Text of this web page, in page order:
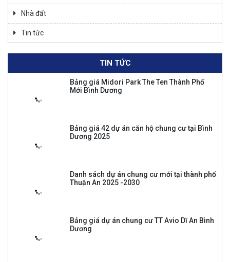
Nhà đất
Tin tức
TIN TỨC
Bảng giá Midori Park The Ten Thành Phố
Mới Bình Dương
Bảng giá 42 dự án căn hộ chung cư tại Bình
Dương 2025
Danh sách dự án chung cư mới tại thành phố
Thuận An 2025 -2030
Bảng giá dự án chung cư TT Avio Dĩ An Bình
Dương